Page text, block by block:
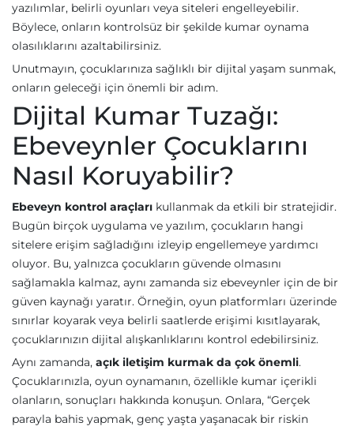
yazılımlar, belirli oyunları veya siteleri engelleyebilir.
Böylece, onların kontrolsüz bir şekilde kumar oynama
olasılıklarını azaltabilirsiniz.
Unutmayın, çocuklarınıza sağlıklı bir dijital yaşam sunmak,
onların geleceği için önemli bir adım.
Dijital Kumar Tuzağı:
Ebeveynler Çocuklarını
Nasıl Koruyabilir?
Ebeveyn kontrol araçları kullanmak da etkili bir stratejidir.
Bugün birçok uygulama ve yazılım, çocukların hangi
sitelere erişim sağladığını izleyip engellemeye yardımcı
oluyor. Bu, yalnızca çocukların güvende olmasını
sağlamakla kalmaz, aynı zamanda siz ebeveynler için de bir
güven kaynağı yaratır. Örneğin, oyun platformları üzerinde
sınırlar koyarak veya belirli saatlerde erişimi kısıtlayarak,
çocuklarınızın dijital alışkanlıklarını kontrol edebilirsiniz.
Aynı zamanda, açık iletişim kurmak da çok önemli.
Çocuklarınızla, oyun oynamanın, özellikle kumar içerikli
olanların, sonuçları hakkında konuşun. Onlara, “Gerçek
parayla bahis yapmak, genç yaşta yaşanacak bir riskin